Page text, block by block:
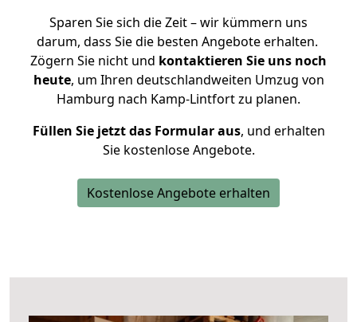
Sparen Sie sich die Zeit – wir kümmern uns
darum, dass Sie die besten Angebote erhalten.
Zögern Sie nicht und kontaktieren Sie uns noch
heute, um Ihren deutschlandweiten Umzug von
Hamburg nach Kamp-Lintfort zu planen.
Füllen Sie jetzt das Formular aus, und erhalten
Sie kostenlose Angebote.
Kostenlose Angebote erhalten